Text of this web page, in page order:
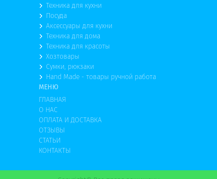
Техника для кухни
Посуда
Аксессуары для кухни
Техника для дома
Техника для красоты
Хозтовары
Сумки, рюкзаки
Hand Made - товары ручной работа
МЕНЮ
ГЛАВНАЯ
О НАС
ОПЛАТА И ДОСТАВКА
ОТЗЫВЫ
СТАТЬИ
КОНТАКТЫ